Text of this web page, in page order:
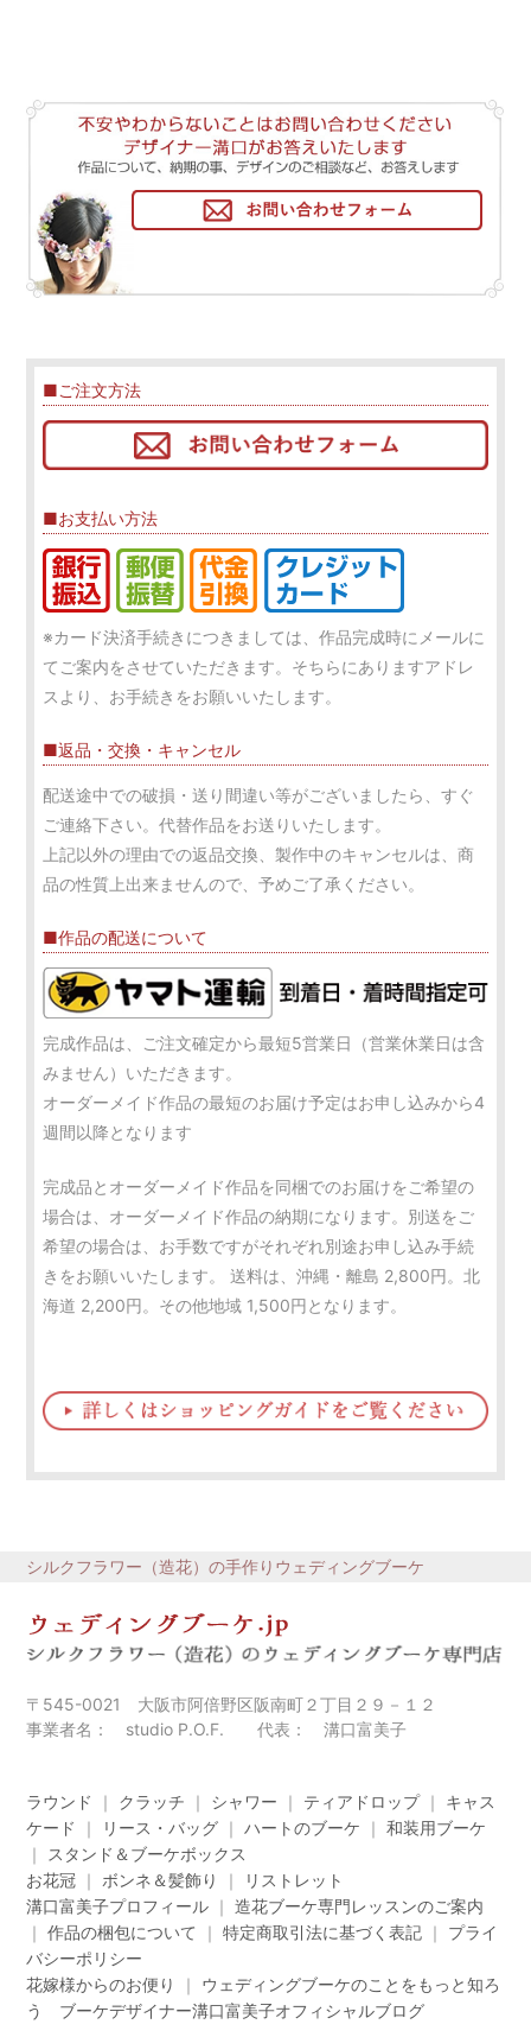
■ご注文方法
■お支払い方法
※カード決済手続きにつきましては、作品完成時にメールに
てご案内をさせていただきます。そちらにありますアドレ
スより、お手続きをお願いいたします。
■返品・交換・キャンセル
配送途中での破損・送り間違い等がございましたら、すぐ
ご連絡下さい。代替作品をお送りいたします。
上記以外の理由での返品交換、製作中のキャンセルは、商
品の性質上出来ませんので、予めご了承ください。
■作品の配送について
完成作品は、ご注文確定から最短5営業日（営業休業日は含
みません）いただきます。
オーダーメイド作品の最短のお届け予定はお申し込みから4
週間以降となります
完成品とオーダーメイド作品を同梱でのお届けをご希望の
場合は、オーダーメイド作品の納期になります。別送をご
希望の場合は、お手数ですがそれぞれ別途お申し込み手続
きをお願いいたします。 送料は、沖縄・離島 2,800円。北
海道 2,200円。その他地域 1,500円となります。
シルクフラワー（造花）の手作りウェディングブーケ
〒545-0021 大阪市阿倍野区阪南町２丁目２９－１２
事業者名： studio P.O.F. 代表： 溝口富美子
ラウンド ｜ クラッチ ｜ シャワー ｜ ティアドロップ｜ キャス
ケード
｜ リース・バッグ ｜ハートのブーケ ｜和装用ブーケ
｜ スタンド＆ブーケボックス
お花冠 ｜ ボンネ＆髪飾り ｜
リストレット
溝口富美子プロフィール ｜造花ブーケ専門レッスンのご案内
｜作品の梱包について ｜特定商取引法に基づく表記 ｜ プライ
バシーポリシー
花嫁様からのお便り
｜ ウェディングブーケのことをもっと知ろ
う ブーケデザイナー溝口富美子オフィシャルブログ